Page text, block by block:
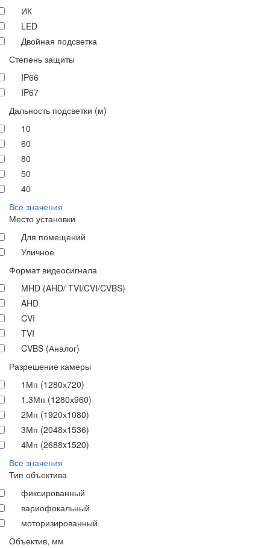
ИК
LED
Двойная подсветка
Степень защиты
IP66
IP67
Дальность подсветки (м)
10
60
80
50
40
Все значения
Место установки
Для помещений
Уличное
Формат видеосигнала
MHD (AHD/ TVI/CVI/CVBS)
AHD
CVI
TVI
CVBS (Аналог)
Разрешение камеры
1Мп (1280х720)
1.3Мп (1280х960)
2Мп (1920х1080)
3Мп (2048х1536)
4Мп (2688x1520)
Все значения
Тип объектива
фиксированный
вариофокальный
моторизированный
Объектив, мм